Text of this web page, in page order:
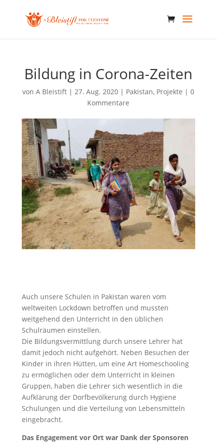
Bildung in Corona-Zeiten
vonA Bleistift |27. Aug. 2020 | Pakistan, Projekte |0
Kommentare
Auch unsere Schulen in Pakistan waren vom
weltweiten Lockdown betroffen und mussten
weitgehend den Unterricht in den üblichen
Schulräumen einstellen.
Die Bildungsvermittlung durch unsere Lehrer hat
damit jedoch nicht aufgehört. Neben Besuchen der
Kinder in ihren Hütten, um eine Art Homeschooling
zu ermöglichen oder dem Unterricht in kleinen
Gruppen, haben die Lehrer sich wesentlich in die
Aufklärung der Dorfbevölkerung durch Hygiene
Schulungen und die Verteilung von Lebensmitteln
eingebracht.
Das Engagement vor Ort war Dank der Sponsoren